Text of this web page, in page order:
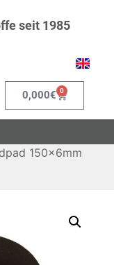
seit 1985
0,000€ 0
150x6mm